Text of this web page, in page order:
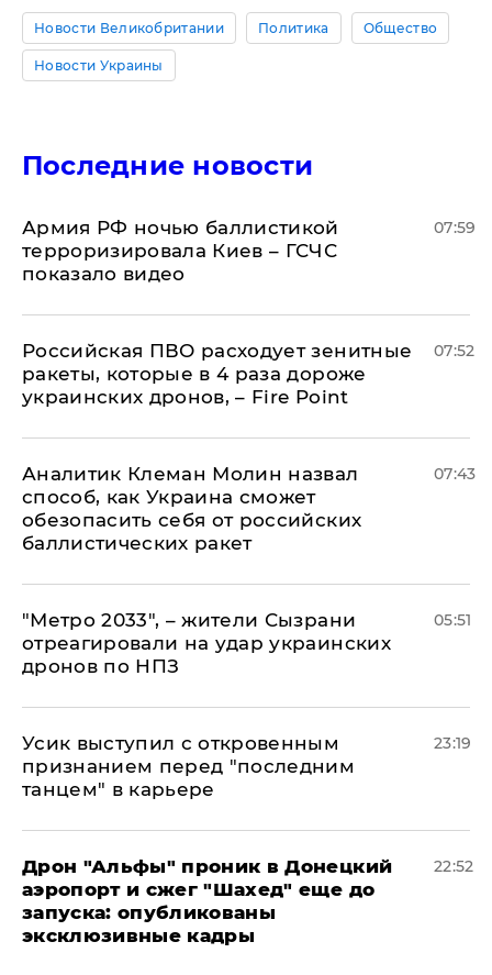
Новости Великобритании Политика Общество
Новости Украины
Последние новости
Армия РФ ночью баллистикой
терроризировала Киев – ГСЧС
показало видео
07:59
Российская ПВО расходует зенитные
ракеты, которые в 4 раза дороже
украинских дронов, – Fire Point
07:52
Аналитик Клеман Молин назвал
способ, как Украина сможет
обезопасить себя от российских
баллистических ракет
07:43
"Метро 2033", – жители Сызрани
отреагировали на удар украинских
дронов по НПЗ
05:51
Усик выступил с откровенным
признанием перед "последним
танцем" в карьере
23:19
Дрон "Альфы" проник в Донецкий
аэропорт и сжег "Шахед" еще до
запуска: опубликованы
эксклюзивные кадры
22:52